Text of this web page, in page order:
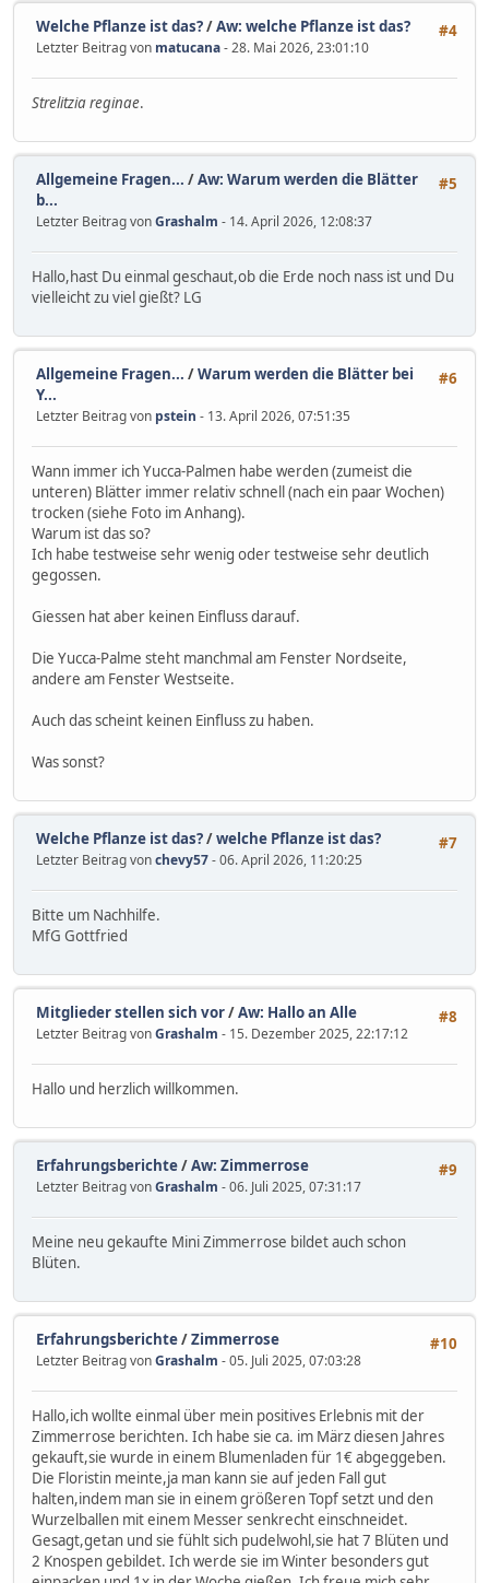
#4
Welche Pflanze ist das?/Aw: welche Pflanze ist das?
Letzter Beitrag von matucana- 28. Mai 2026, 23:01:10
Strelitzia reginae.
#5
Allgemeine Fragen... /Aw: Warum werden die Blätter
b...
Letzter Beitrag vonGrashalm - 14. April 2026, 12:08:37
Hallo,hast Du einmal geschaut,ob die Erde noch nass ist und Du
vielleicht zu viel gießt? LG
#6
Allgemeine Fragen... /Warum werden die Blätter bei
Y...
Letzter Beitrag von pstein - 13. April 2026, 07:51:35
Wann immer ich Yucca-Palmen habe werden (zumeist die
unteren) Blätter immer relativ schnell (nach ein paar Wochen)
trocken (siehe Foto im Anhang).
Warum ist das so?
Ich habe testweise sehr wenig oder testweise sehr deutlich
gegossen.
Giessen hat aber keinen Einfluss darauf.
Die Yucca-Palme steht manchmal am Fenster Nordseite,
andere am Fenster Westseite.
Auch das scheint keinen Einfluss zu haben.
Was sonst?
#7
Welche Pflanze ist das?/welche Pflanze ist das?
Letzter Beitrag vonchevy57- 06. April 2026, 11:20:25
Bitte um Nachhilfe.
MfG Gottfried
#8
Mitglieder stellen sich vor/Aw: Hallo an Alle
Letzter Beitrag vonGrashalm - 15. Dezember 2025, 22:17:12
Hallo und herzlich willkommen.
#9
Erfahrungsberichte/Aw: Zimmerrose
Letzter Beitrag vonGrashalm - 06. Juli 2025, 07:31:17
Meine neu gekaufte Mini Zimmerrose bildet auch schon
Blüten.
#10
Erfahrungsberichte/Zimmerrose
Letzter Beitrag vonGrashalm - 05. Juli 2025, 07:03:28
Hallo,ich wollte einmal über mein positives Erlebnis mit der
Zimmerrose berichten. Ich habe sie ca. im März diesen Jahres
gekauft,sie wurde in einem Blumenladen für 1€ abgeggeben.
Die Floristin meinte,ja man kann sie auf jeden Fall gut
halten,indem man sie in einem größeren Topf setzt und den
Wurzelballen mit einem Messer senkrecht einschneidet.
Gesagt,getan und sie fühlt sich pudelwohl,sie hat 7 Blüten und
2 Knospen gebildet. Ich werde sie im Winter besonders gut